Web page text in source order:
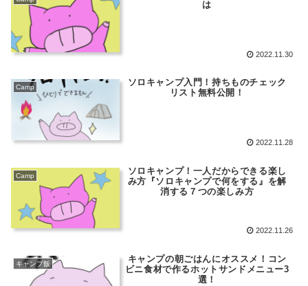
は
2022.11.30
Camp
ソロキャンプ入門！持ちものチェック
リスト無料公開！
2022.11.28
Camp
ソロキャンプ！一人だからできる楽し
み方『ソロキャンプで何をする』を解
消する７つの楽しみ方
2022.11.26
キャンプ飯
キャンプの朝ごはんにオススメ！コン
ビニ食材で作るホットサンドメニュー3
選！